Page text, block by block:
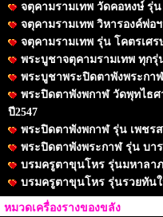
จตุคามรามเทพ วัดคอหงษ์ รุ่
จตุคามรามเทพ วิหารองค์พ่อ
จตุคามรามเทพ รุ่น โคตรเศร
พระบูชาจตุคามรามเทพ ทุกรุ่
พระบูชาพระปิดตาพังพระกา
พระปิดตาพังพกาฬ วัดพุทไธ
ปี2547
พระปิดตาพังพกาฬ รุ่น เพชร
พระปิดตาพังพระกาฬ รุ่น บา
บรมครูตาขุนโหร รุ่นมหาลา
บรมครูตาขุนโหร รุ่นรวยทัน
หมวดเครื่องรางของขลัง